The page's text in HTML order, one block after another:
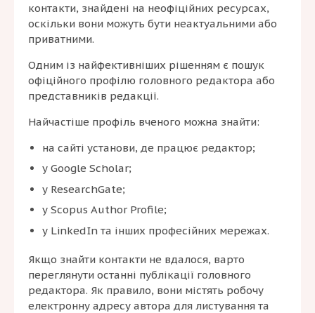
контакти, знайдені на неофіційних ресурсах,
оскільки вони можуть бути неактуальними або
приватними.
Одним із найфективніших рішенням є пошук
офіційного профілю головного редактора або
представників редакції.
Найчастіше профіль вченого можна знайти:
на сайті установи, де працює редактор;
у Google Scholar;
у ResearchGate;
у Scopus Author Profile;
у LinkedIn та інших професійних мережах.
Якщо знайти контакти не вдалося, варто
переглянути останні публікації головного
редактора. Як правило, вони містять робочу
електронну адресу автора для листування та